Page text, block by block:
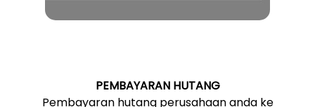
PEMBAYARAN HUTANG
Pembayaran hutang perusahaan anda ke